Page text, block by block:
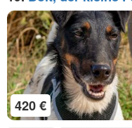
Hintern
420 €